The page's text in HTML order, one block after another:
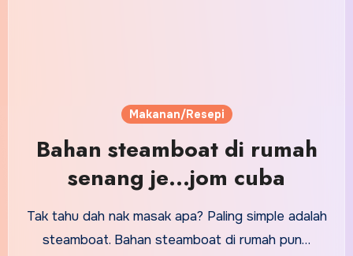
Makanan/Resepi
Bahan steamboat di rumah
senang je…jom cuba
Tak tahu dah nak masak apa? Paling simple adalah
steamboat. Bahan steamboat di rumah pun…